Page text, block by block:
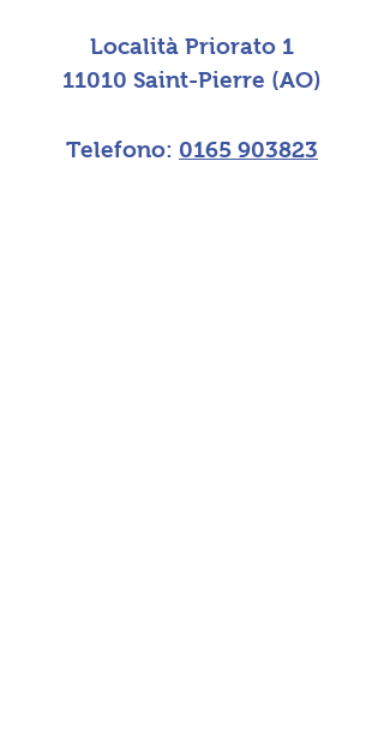
Località Priorato 1
11010 Saint-Pierre (AO)
Telefono: 0165 903823